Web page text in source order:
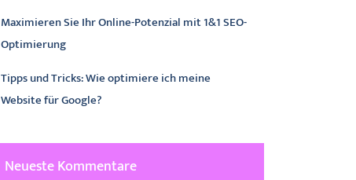
Maximieren Sie Ihr Online-Potenzial mit 1&1 SEO-
Optimierung
Tipps und Tricks: Wie optimiere ich meine
Website für Google?
Neueste Kommentare